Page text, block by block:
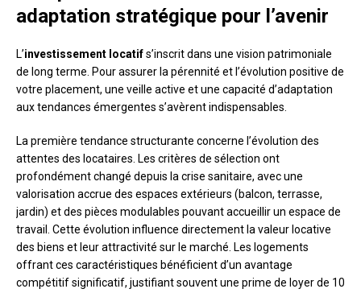
adaptation stratégique pour l’avenir
L’investissement locatifs’inscrit dans une vision patrimoniale
de long terme. Pour assurer la pérennité et l’évolution positive de
votre placement, une veille active et une capacité d’adaptation
aux tendances émergentes s’avèrent indispensables.
La première tendance structurante concerne l’évolution des
attentes des locataires. Les critères de sélection ont
profondément changé depuis la crise sanitaire, avec une
valorisation accrue des espaces extérieurs (balcon, terrasse,
jardin) et des pièces modulables pouvant accueillir un espace de
travail. Cette évolution influence directement la valeur locative
des biens et leur attractivité sur le marché. Les logements
offrant ces caractéristiques bénéficient d’un avantage
compétitif significatif, justifiant souvent une prime de loyer de 10